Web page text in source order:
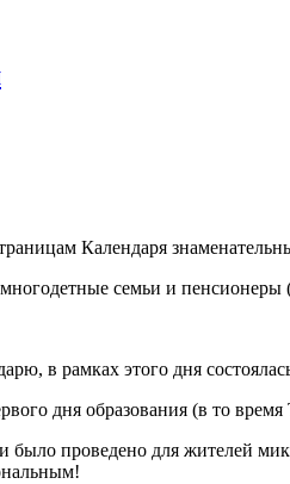
Календаря
семьи и
в рамках этого дня
дня образования (в то
проведено для жителей